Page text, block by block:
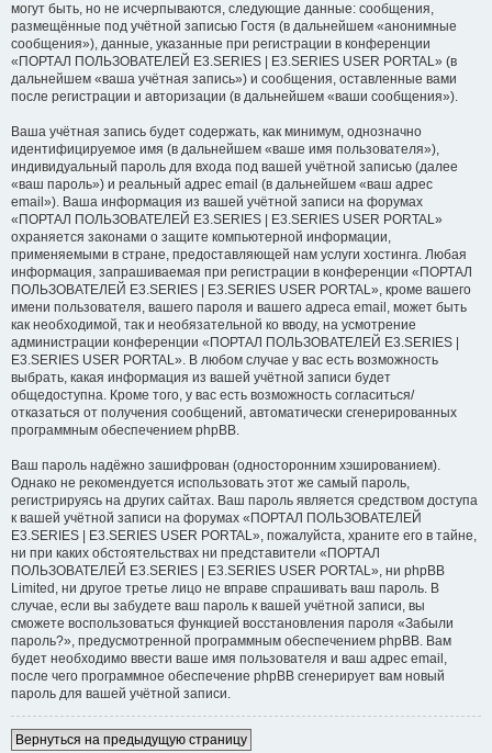
могут быть, но не исчерпываются, следующие данные: сообщения,
размещённые под учётной записью Гостя (в дальнейшем «анонимные
сообщения»), данные, указанные при регистрации в конференции
«ПОРТАЛ ПОЛЬЗОВАТЕЛЕЙ E3.SERIES | E3.SERIES USER PORTAL» (в
дальнейшем «ваша учётная запись») и сообщения, оставленные вами
после регистрации и авторизации (в дальнейшем «ваши сообщения»).
Ваша учётная запись будет содержать, как минимум, однозначно
идентифицируемое имя (в дальнейшем «ваше имя пользователя»),
индивидуальный пароль для входа под вашей учётной записью (далее
«ваш пароль») и реальный адрес email (в дальнейшем «ваш адрес
email»). Ваша информация из вашей учётной записи на форумах
«ПОРТАЛ ПОЛЬЗОВАТЕЛЕЙ E3.SERIES | E3.SERIES USER PORTAL»
охраняется законами о защите компьютерной информации,
применяемыми в стране, предоставляющей нам услуги хостинга. Любая
информация, запрашиваемая при регистрации в конференции «ПОРТАЛ
ПОЛЬЗОВАТЕЛЕЙ E3.SERIES | E3.SERIES USER PORTAL», кроме вашего
имени пользователя, вашего пароля и вашего адреса email, может быть
как необходимой, так и необязательной ко вводу, на усмотрение
администрации конференции «ПОРТАЛ ПОЛЬЗОВАТЕЛЕЙ E3.SERIES |
E3.SERIES USER PORTAL». В любом случае у вас есть возможность
выбрать, какая информация из вашей учётной записи будет
общедоступна. Кроме того, у вас есть возможность согласиться/
отказаться от получения сообщений, автоматически сгенерированных
программным обеспечением phpBB.
Ваш пароль надёжно зашифрован (односторонним хэшированием).
Однако не рекомендуется использовать этот же самый пароль,
регистрируясь на других сайтах. Ваш пароль является средством доступа
к вашей учётной записи на форумах «ПОРТАЛ ПОЛЬЗОВАТЕЛЕЙ
E3.SERIES | E3.SERIES USER PORTAL», пожалуйста, храните его в тайне,
ни при каких обстоятельствах ни представители «ПОРТАЛ
ПОЛЬЗОВАТЕЛЕЙ E3.SERIES | E3.SERIES USER PORTAL», ни phpBB
Limited, ни другое третье лицо не вправе спрашивать ваш пароль. В
случае, если вы забудете ваш пароль к вашей учётной записи, вы
сможете воспользоваться функцией восстановления пароля «Забыли
пароль?», предусмотренной программным обеспечением phpBB. Вам
будет необходимо ввести ваше имя пользователя и ваш адрес email,
после чего программное обеспечение phpBB сгенерирует вам новый
пароль для вашей учётной записи.
Вернуться на предыдущую страницу